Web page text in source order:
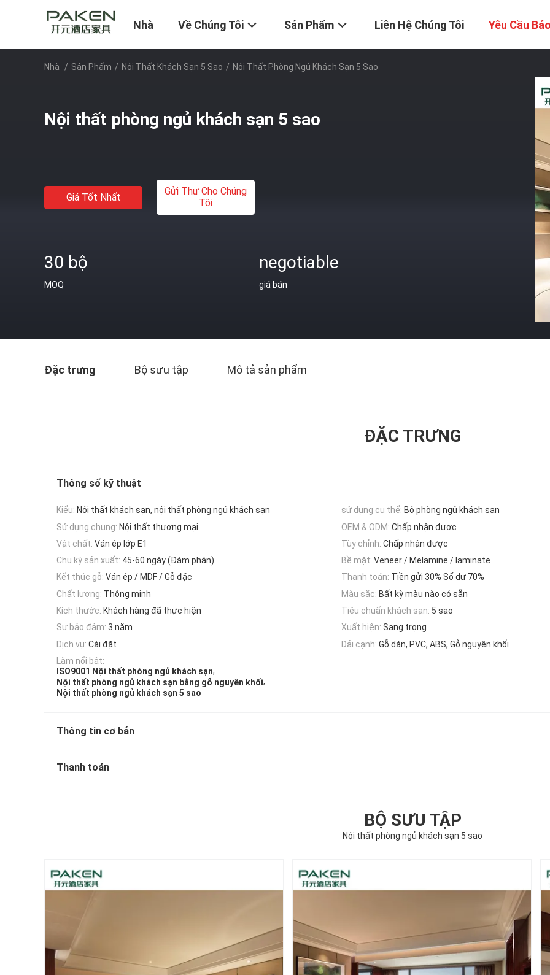
Nhà Về Chúng Tôi Sản Phẩm Liên Hệ Chúng Tôi Yêu Cầu
Nhà / Sản Phẩm / Nội Thất Khách Sạn 5 Sao / Nội Thất Phòng Ngủ Khách Sạn 5 Sao
Nội thất phòng ngủ khách sạn 5 sao
Giá Tốt Nhất
Gửi Thư Cho Chúng
Tôi
30 bộ
MOQ
negotiable
giá bán
Đặc trưng Bộ sưu tập Mô tả sản phẩm
ĐẶC TRƯNG
Thông số kỹ thuật
Kiểu: Nội thất khách sạn, nội thất phòng ngủ khách sạn sử dụng cụ thể: Bộ phòng ngủ khách sạn
Sử dụng chung: Nội thất thương mại OEM & ODM: Chấp nhận được
Vật chất: Ván ép lớp E1 Tùy chỉnh: Chấp nhận được
Chu kỳ sản xuất: 45-60 ngày (Đàm phán) Bề mặt: Veneer / Melamine / laminate
Kết thúc gỗ: Ván ép / MDF / Gỗ đặc Thanh toán: Tiền gửi 30% Số dư 70%
Chất lượng: Thông minh Màu sắc: Bất kỳ màu nào có sẵn
Kích thước: Khách hàng đã thực hiện Tiêu chuẩn khách sạn: 5 sao
Sự bảo đảm: 3 năm Xuất hiện: Sang trọng
Dịch vụ: Cài đặt Dải cạnh: Gỗ dán, PVC, ABS, Gỗ nguyên khối
Làm nổi bật:
ISO9001 Nội thất phòng ngủ khách sạn,
Nội thất phòng ngủ khách sạn bằng gỗ nguyên khối,
Nội thất phòng ngủ khách sạn 5 sao
Thông tin cơ bản
Thanh toán
BỘ SƯU TẬP
Nội thất phòng ngủ khách sạn 5 sao